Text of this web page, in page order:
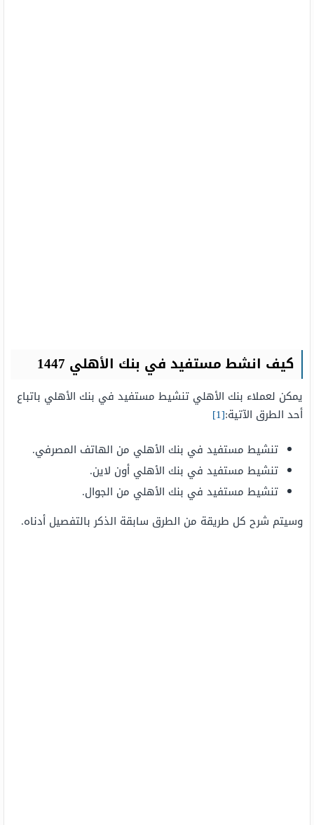
كيف انشط مستفيد في بنك الأهلي 1447
يمكن لعملاء بنك الأهلي تنشيط مستفيد في بنك الأهلي باتباع
أحد الطرق الآتية:[1]
تنشيط مستفيد في بنك الأهلي من الهاتف المصرفي.
تنشيط مستفيد في بنك الأهلي أون لاين.
تنشيط مستفيد في بنك الأهلي من الجوال.
وسيتم شرح كل طريقة من الطرق سابقة الذكر بالتفصيل أدناه.